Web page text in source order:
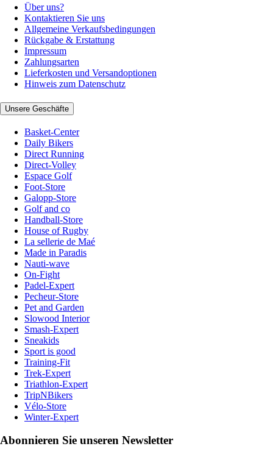
Über uns?
Kontaktieren Sie uns
Allgemeine Verkaufsbedingungen
Rückgabe & Erstattung
Impressum
Zahlungsarten
Lieferkosten und Versandoptionen
Hinweis zum Datenschutz
Unsere Geschäfte
Basket-Center
Daily Bikers
Direct Running
Direct-Volley
Espace Golf
Foot-Store
Galopp-Store
Golf and co
Handball-Store
House of Rugby
La sellerie de Maé
Made in Paradis
Nauti-wave
On-Fight
Padel-Expert
Pecheur-Store
Pet and Garden
Slowood Interior
Smash-Expert
Sneakids
Sport is good
Training-Fit
Trek-Expert
Triathlon-Expert
TripNBikers
Vélo-Store
Winter-Expert
Abonnieren Sie unseren Newsletter